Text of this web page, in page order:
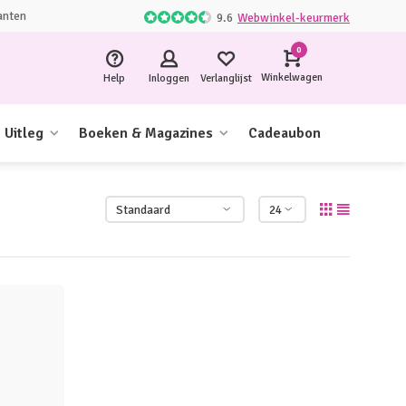
9.6 Webwinkel-keurmerk
Help Inloggen Verlanglijst
0
Winkelwagen
Uitleg Boeken & Magazines Cadeaubon